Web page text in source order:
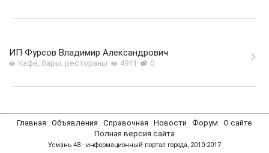
ИП Фурсов Владимир Александрович
Кафе, бары, рестораны 4911 0
Главная Объявления Справочная Новости Форум
О сайте
Полная версия сайта
Усмань 48 - информационный портал города, 2010-2017